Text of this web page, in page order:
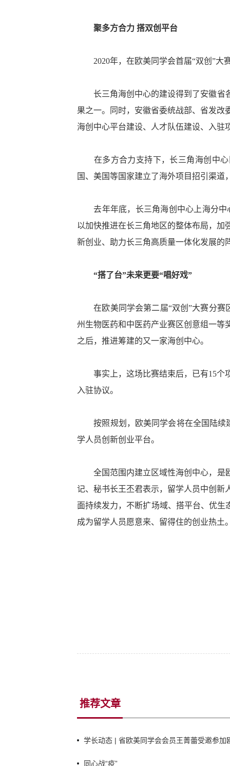
聚多方合力 搭双创平台
2020年，在欧美同学会首届“双创”大
长三角海创中心的建设得到了安徽省各
果之一。同时，安徽省委统战部、省发
海创中心平台建设、人才队伍建设、入驻
在多方合力支持下，长三角海创中心
国、美国等国家建立了海外项目招引渠道
去年年底，长三角海创中心上海分中
以加快推进在长三角地区的整体布局，
新创业、助力长三角高质量一体化发展的
“搭了台”未来更要“唱好戏”
在欧美同学会第二届“双创”大赛分赛
州生物医药和中医药产业赛区创意组一等
之后，推进筹建的又一家海创中心。
事实上，这场比赛结束后，已有15个项
入驻协议。
按照规划，欧美同学会将在全国陆续
学人员创新创业平台。
全国范围内建立区域性海创中心，是欧
记、秘书长王丕君表示，留学人员中创新
面持续发力，不断扩场域、搭平台、优生
成为留学人员愿意来、留得住的创业热土
推荐文章
学长动态 | 省欧美同学会会员王菁蕾受邀参加
庆祝建党105周年暨《中俄睦邻友好合作条约》
同心战“疫”